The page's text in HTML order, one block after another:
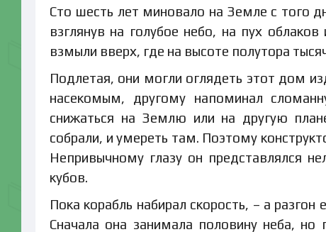
Сто шесть лет миновало на Земле с того
взглянув на голубое небо, на пух
взмыли вверх, где на высоте полутора
Подлетая, они могли оглядеть этот дом
насекомым, другому напоминал
снижаться на Землю или на другую
собрали, и умереть там. Поэтому
Непривычному глазу он представлялся
кубов.
Пока корабль набирал скорость, – а
Сначала она занимала половину неба,